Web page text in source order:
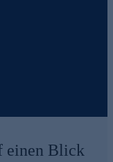
einen Blick